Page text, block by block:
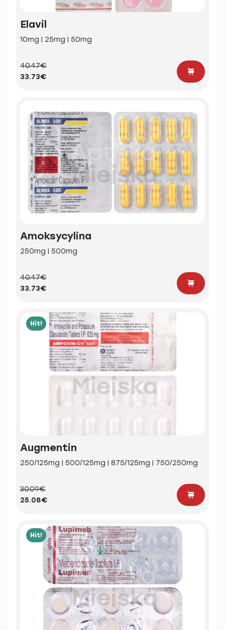
Elavil
10mg | 25mg | 50mg
40.47€
33.73€
Amoksycylina
250mg | 500mg
40.47€
33.73€
Hit!
Augmentin
250/125mg | 500/125mg | 875/125mg | 750/250mg
30.09€
25.08€
Hit!